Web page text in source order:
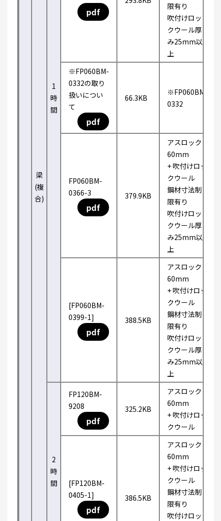
梁
(複
合)
1
時
間
pdf
限有り
吹付けロッ
クウール厚
み25mm以
上
※FP060BM-
0332の取り
扱いについ
て
pdf
66.3KB
※FP060BM-
0332
FP060BM-
0366-3
pdf
379.9KB
アスロック
60mm
+ 吹付けロッ
クウール
鋼材寸法制
限有り
吹付けロッ
クウール厚
み25mm以
上
[FP060BM-
0399-1]
pdf
388.5KB
アスロック
60mm
+ 吹付けロッ
クウール
鋼材寸法制
限有り
吹付けロッ
クウール厚
み25mm以
上
2
時
間
FP120BM-
9208
pdf
325.2KB
アスロック
60mm
+ 吹付けロッ
クウール
[FP120BM-
0405-1]
pdf
386.5KB
アスロック
60mm
+ 吹付けロッ
クウール
鋼材寸法制
限有り
吹付けロッ